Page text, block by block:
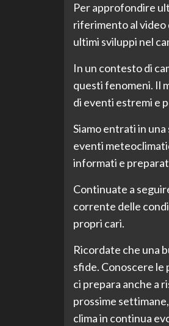
Per approfondire
riferimento al video
ultimi sviluppi nel
In un contesto di
questi fenomeni. Il
di eventi estremi e
Siamo entrati in
eventi
informati e
Continuate a
corrente delle
propri cari.
Ricordate che una
sfide. Conoscere le
ci prepara anche a
prossime
clima in continua